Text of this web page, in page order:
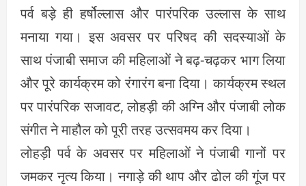
पर्व बड़े ही हर्षोल्लास और पारंपरिक उल्लास के साथ
मनाया गया। इस अवसर पर परिषद की सदस्याओं के
साथ पंजाबी समाज की महिलाओं ने बढ़-चढ़कर भाग लिया
और पूरे कार्यक्रम को रंगारंग बना दिया। कार्यक्रम स्थल
पर पारंपरिक सजावट, लोहड़ी की अग्नि और पंजाबी लोक
संगीत ने माहौल को पूरी तरह उत्सवमय कर दिया।
लोहड़ी पर्व के अवसर पर महिलाओं ने पंजाबी गानों पर
जमकर नृत्य किया। नगाड़े की थाप और ढोल की गूंज पर